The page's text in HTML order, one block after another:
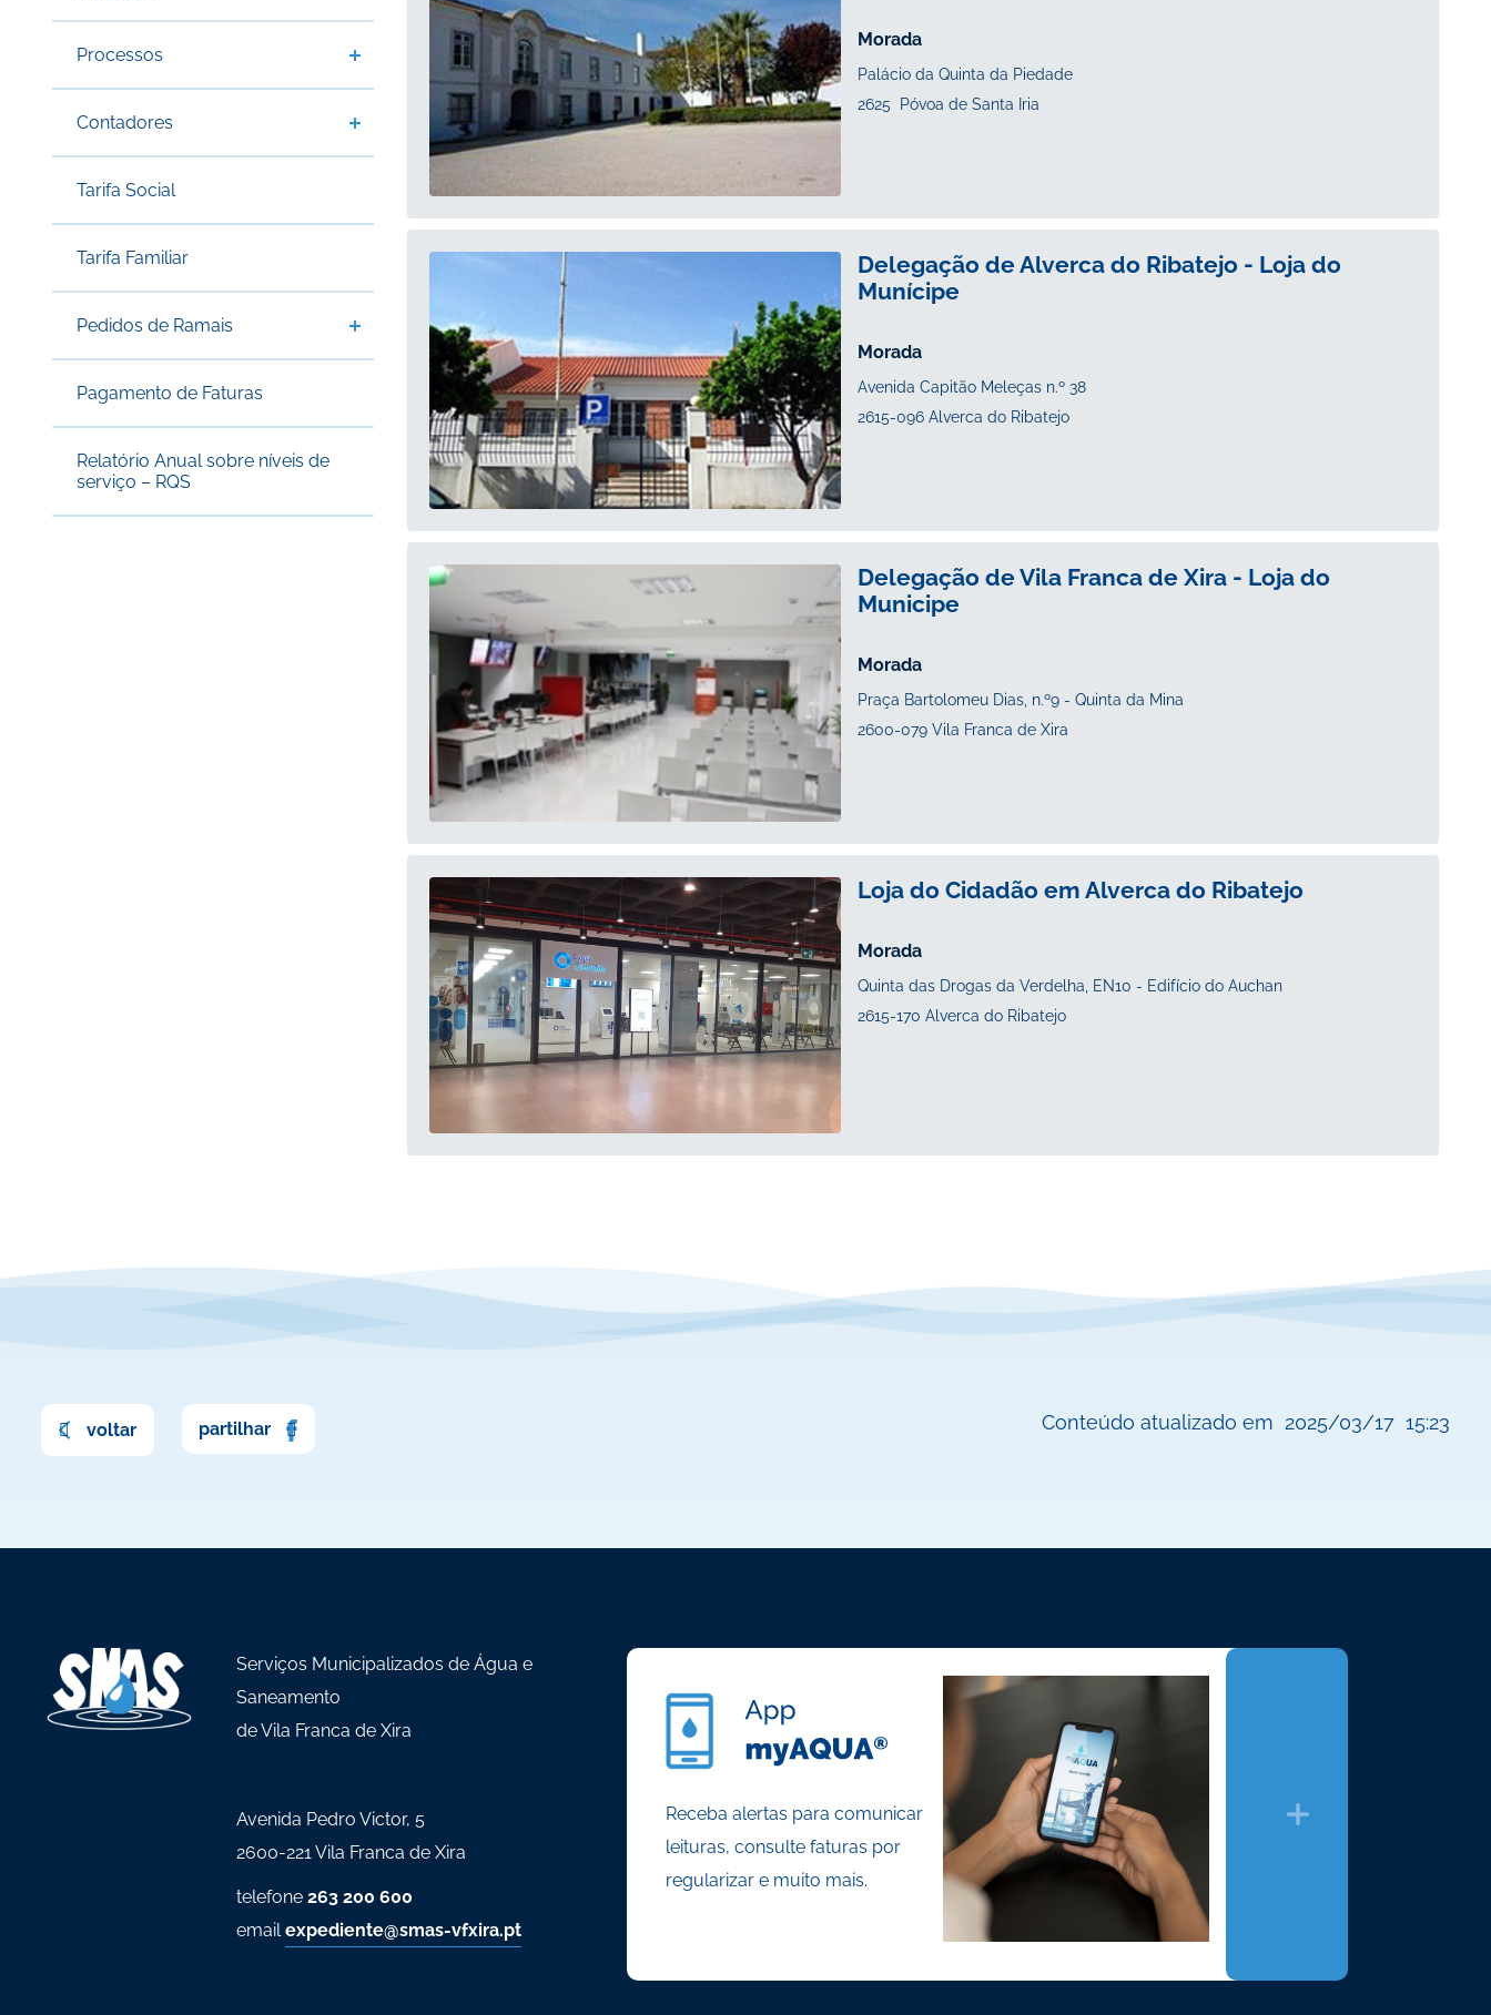
Processos
Contadores
Tarifa Social
Tarifa Familiar
Pedidos de Ramais
Pagamento de Faturas
Relatório Anual sobre níveis de
serviço – RQS
Palácio da Quinta da Piedade
2625 Póvoa de Santa Iria
Delegação de Alverca do Ribatejo - Loja do
Munícipe
Avenida Capitão Meleças n.º 38
2615-096 Alverca do Ribatejo
Delegação de Vila Franca de Xira - Loja do
Municipe
Praça Bartolomeu Dias, n.º9 - Quinta da Mina
2600-079 Vila Franca de Xira
Loja do Cidadão em Alverca do Ribatejo
Quinta das Drogas da Verdelha, EN10 - Edifício do Auchan
2615-170 Alverca do Ribatejo
voltar partilhar Conteúdo atualizado em 2025/03/17 15:23
Serviços Municipalizados de Água e
Saneamento
de Vila Franca de Xira
Avenida Pedro Victor, 5
2600-221 Vila Franca de Xira
telefone263 200 600
emailexpediente@smas-vfxira.pt
Receba alertas para comunicar
leituras, consulte faturas por
regularizar e muito mais.